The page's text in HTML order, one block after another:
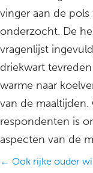
vinger aan de
onderzocht. De
vragenlijst
driekwart
warme naar
van de
respondenten is
aspecten van de
Posts
← Ook rijke ouder